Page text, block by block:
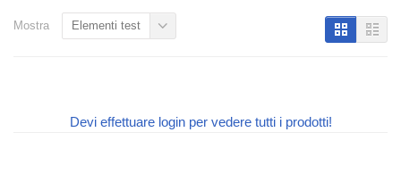
Mostra Elementi test
Devi effettuare login per vedere tutti i prodotti!